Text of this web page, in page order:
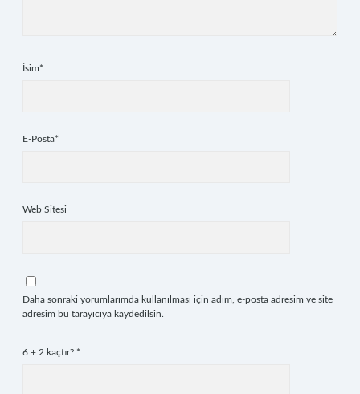
İsim*
E-Posta*
Web Sitesi
Daha sonraki yorumlarımda kullanılması için adım, e-posta adresim ve site
adresim bu tarayıcıya kaydedilsin.
6 + 2 kaçtır? *